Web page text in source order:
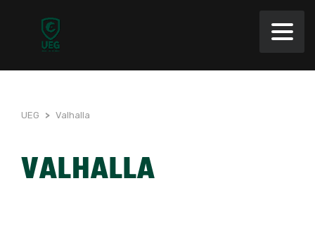
UEG > Valhalla
VALHALLA